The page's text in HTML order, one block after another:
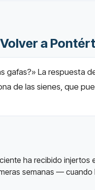
a
gafas?» La respuesta
de las sienes, que
ha recibido injertos
semanas —